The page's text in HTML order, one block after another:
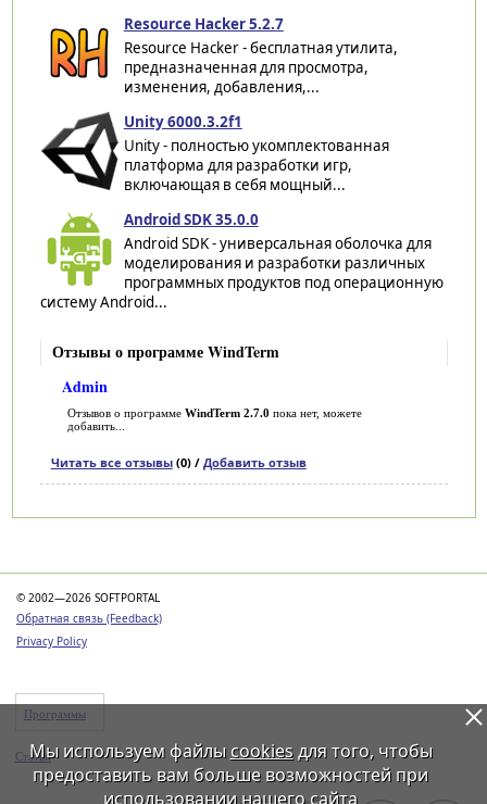
Resource Hacker 5.2.7
Resource Hacker - бесплатная утилита,
предназначенная для просмотра,
изменения, добавления,...
Unity 6000.3.2f1
Unity - полностью укомплектованная
платформа для разработки игр,
включающая в себя мощный...
Android SDK 35.0.0
Android SDK - универсальная оболочка для
моделирования и разработки различных
программных продуктов под операционную
систему Android...
Отзывы о программе WindTerm
Admin
Отзывов о программе WindTerm 2.7.0 пока нет, можете
добавить...
Читать все отзывы(0) / Добавить отзыв
© 2002—2026 SOFTPORTAL
Обратная связь (Feedback)
Privacy Policy
Программы
Статьи
Мы используем файлы cookiesдля того, чтобы
предоставить вам больше возможностей при
использовании нашего сайта